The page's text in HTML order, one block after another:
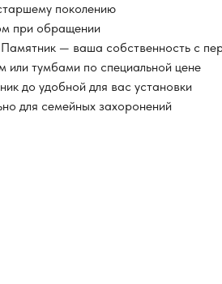
поколению
при обращении
— ваша собственность с
или тумбами по специальной цене
до удобной для вас установки
для семейных захоронений